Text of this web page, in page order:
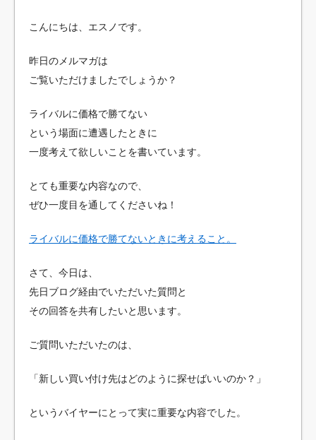
こんにちは、エスノです。
昨日のメルマガは
ご覧いただけましたでしょうか？
ライバルに価格で勝てない
という場面に遭遇したときに
一度考えて欲しいことを書いています。
とても重要な内容なので、
ぜひ一度目を通してくださいね！
ライバルに価格で勝てないときに考えること。
さて、今日は、
先日ブログ経由でいただいた質問と
その回答を共有したいと思います。
ご質問いただいたのは、
「新しい買い付け先はどのように探せばいいのか？」
というバイヤーにとって実に重要な内容でした。